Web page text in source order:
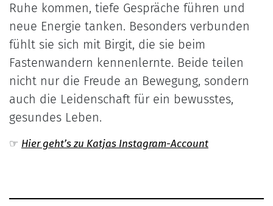
Ruhe kommen, tiefe Gespräche führen und
neue Energie tanken. Besonders verbunden
fühlt sie sich mit Birgit, die sie beim
Fastenwandern kennenlernte. Beide teilen
nicht nur die Freude an Bewegung, sondern
auch die Leidenschaft für ein bewusstes,
gesundes Leben.
☞ Hier geht’s zu Katjas Instagram-Account